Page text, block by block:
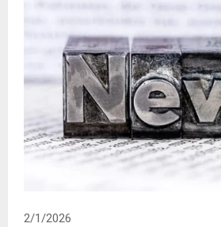
2/1/2026